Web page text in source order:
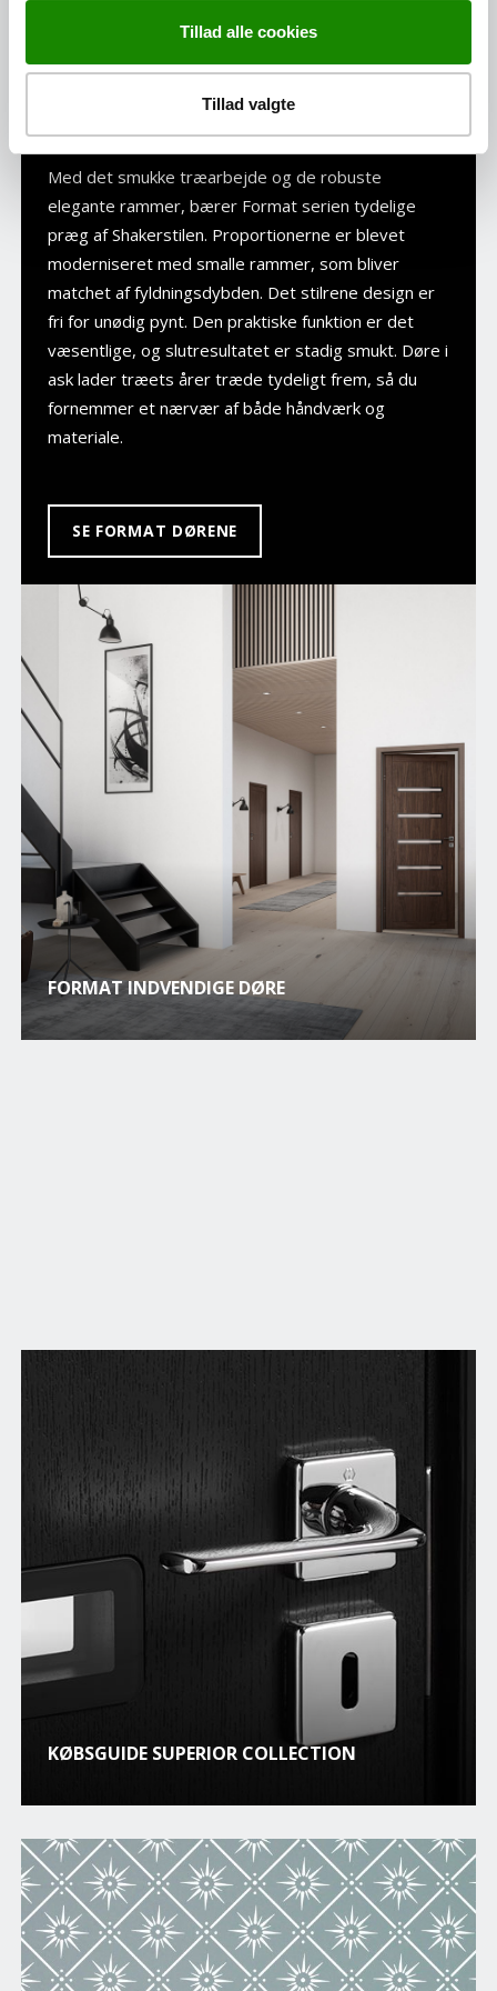
Tillad alle cookies
Tillad valgte
FORMAT - MED INSPIRATION
FRA SHAKERSTILEN
Med det smukke træarbejde og de robuste
elegante rammer, bærer Format serien tydelige
præg af Shakerstilen. Proportionerne er blevet
moderniseret med smalle rammer, som bliver
matchet af fyldningsdybden. Det stilrene design er
fri for unødig pynt. Den praktiske funktion er det
væsentlige, og slutresultatet er stadig smukt. Døre i
ask lader træets årer træde tydeligt frem, så du
fornemmer et nærvær af både håndværk og
materiale.
SE FORMAT DØRENE
FORMAT INDVENDIGE DØRE
KØBSGUIDE SUPERIOR COLLECTION